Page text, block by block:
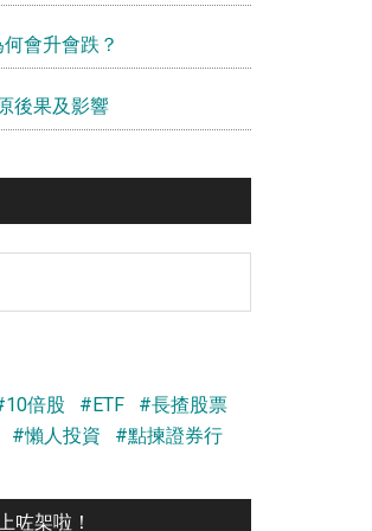
會升會跌？
後果及影響
倍股 #ETF
#長揸股票
#懶人投資 #點揀證券行
咗架啦！